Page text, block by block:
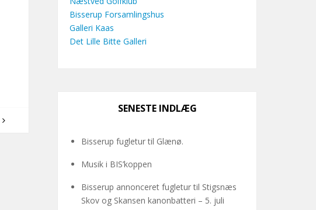
Bisserup Forsamlingshus
Galleri Kaas
Det Lille Bitte Galleri
SENESTE INDLÆG
Bisserup fugletur til Glænø.
Musik i BIS’koppen
Bisserup annonceret fugletur til Stigsnæs
Skov og Skansen kanonbatteri – 5. juli